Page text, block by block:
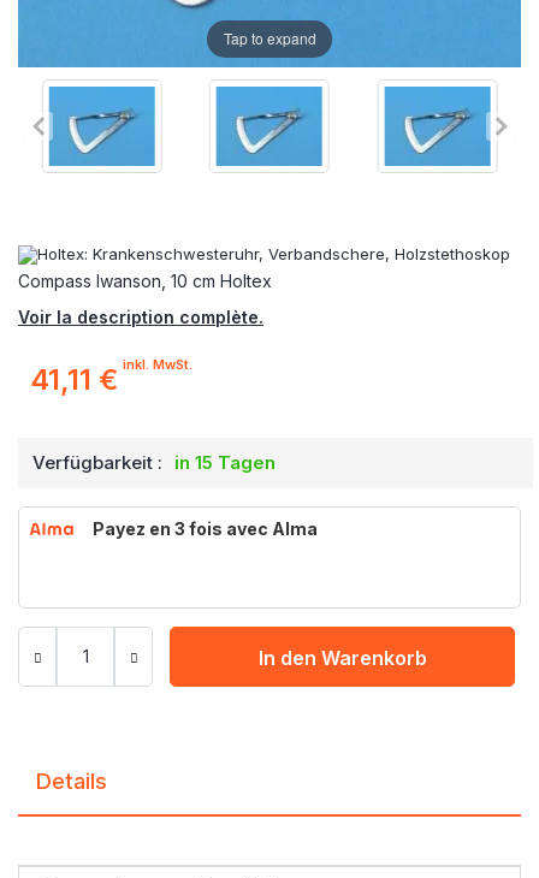
Compass Iwanson, 10 cm Holtex
Voir la description complète.
41,11 € inkl. MwSt.
Verfügbarkeit : in 15 Tagen
Payez en 3 fois avec Alma
In den Warenkorb
Tap to expand
Details